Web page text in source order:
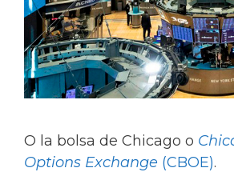
O la bolsa de Chicago o
Options Exchange (CBOE).